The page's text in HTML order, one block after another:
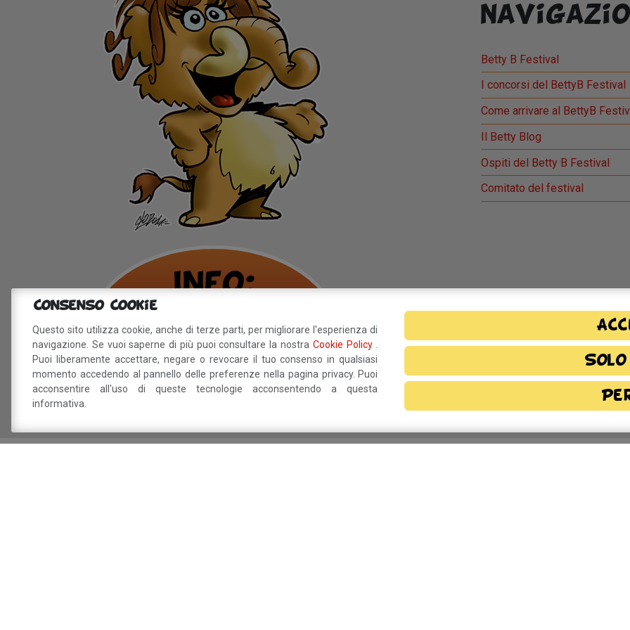
Info:
Betty B Festival
info@bettybfestival.it
Betty B Festival
I concorsi del BettyB Festival
Come arrivare al BettyB
Il Betty Blog
Ospiti del Betty B Festival
Comitato del festival
Consenso Cookie
Questo sito utilizza cookie, anche di terze parti, per migliorare l'esperienza di
navigazione. Se vuoi saperne di più puoi consultare la nostra Cookie Policy
Puoi liberamente accettare, negare o revocare il tuo consenso in qualsiasi
momento accedendo al pannello delle preferenze nella pagina privacy. Puoi
acconsentire all'uso di queste tecnologie acconsentendo a questa
informativa.